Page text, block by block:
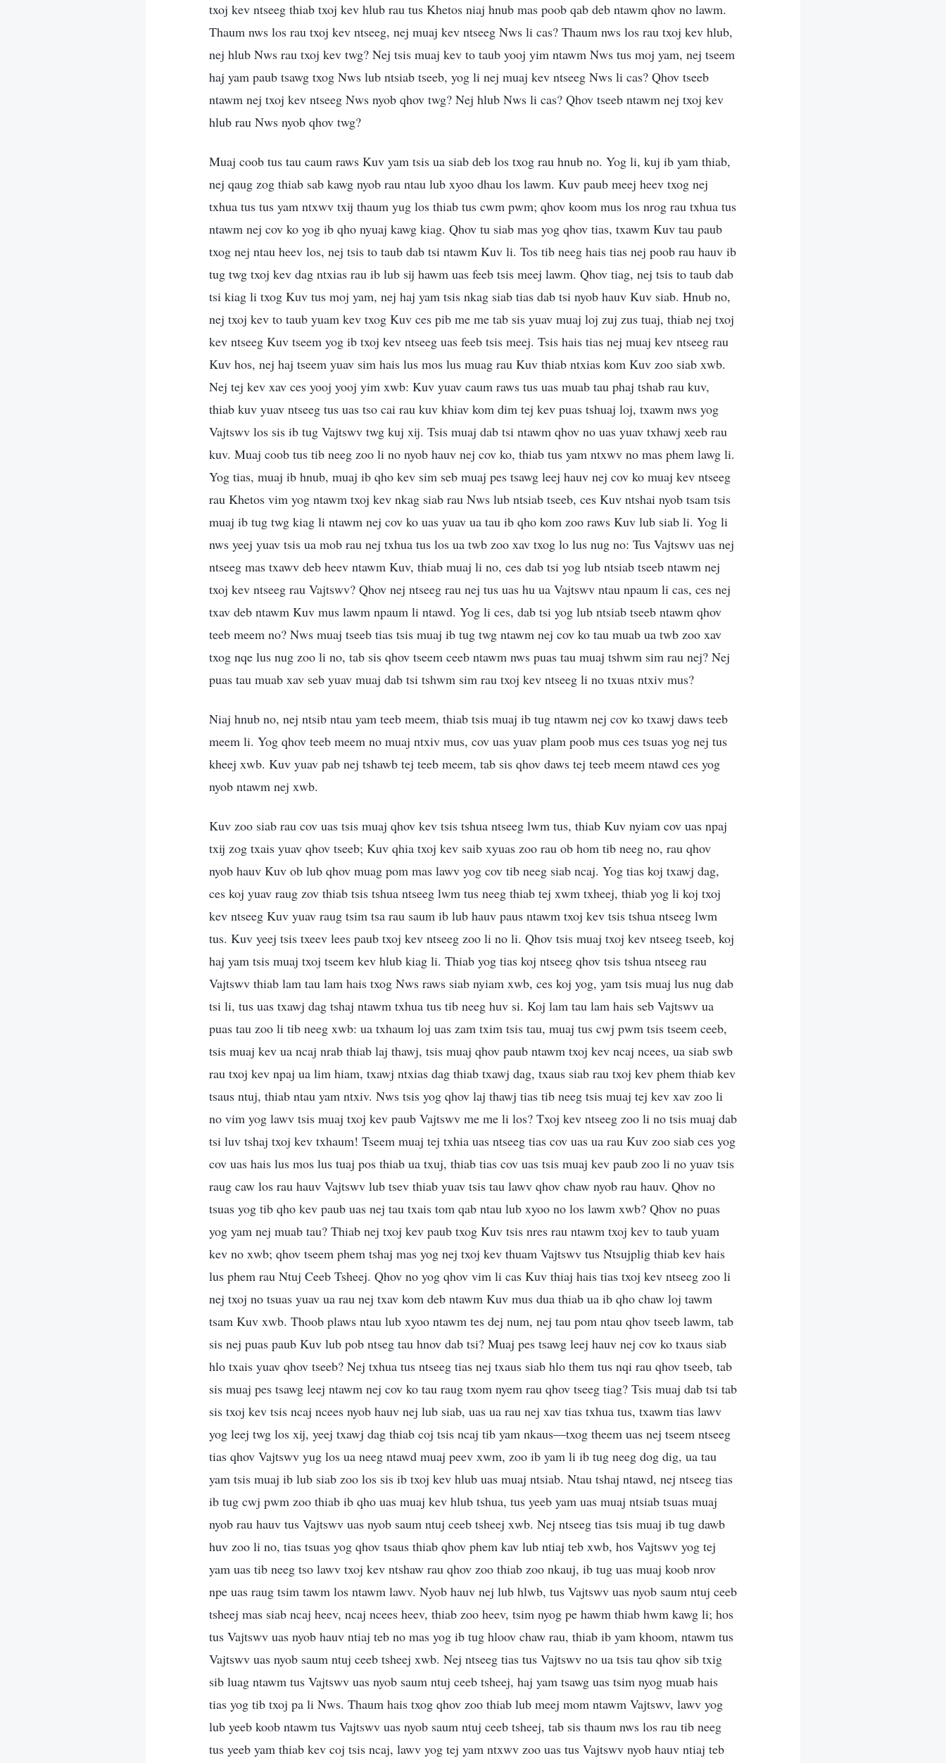
txoj kev ntseeg thiab txoj kev hlub rau tus Khetos niaj hnub mas poob qab deb ntawm qhov no lawm.
Thaum nws los rau txoj kev ntseeg, nej muaj kev ntseeg Nws li cas? Thaum nws los rau txoj kev hlub,
nej hlub Nws rau txoj kev twg? Nej tsis muaj kev to taub yooj yim ntawm Nws tus moj yam, nej tseem
haj yam paub tsawg txog Nws lub ntsiab tseeb, yog li nej muaj kev ntseeg Nws li cas? Qhov tseeb
ntawm nej txoj kev ntseeg Nws nyob qhov twg? Nej hlub Nws li cas? Qhov tseeb ntawm nej txoj kev
hlub rau Nws nyob qhov twg?
Muaj coob tus tau caum raws Kuv yam tsis ua siab deb los txog rau hnub no. Yog li, kuj ib yam thiab,
nej qaug zog thiab sab kawg nyob rau ntau lub xyoo dhau los lawm. Kuv paub meej heev txog nej
txhua tus tus yam ntxwv txij thaum yug los thiab tus cwm pwm; qhov koom mus los nrog rau txhua tus
ntawm nej cov ko yog ib qho nyuaj kawg kiag. Qhov tu siab mas yog qhov tias, txawm Kuv tau paub
txog nej ntau heev los, nej tsis to taub dab tsi ntawm Kuv li. Tos tib neeg hais tias nej poob rau hauv ib
tug twg txoj kev dag ntxias rau ib lub sij hawm uas feeb tsis meej lawm. Qhov tiag, nej tsis to taub dab
tsi kiag li txog Kuv tus moj yam, nej haj yam tsis nkag siab tias dab tsi nyob hauv Kuv siab. Hnub no,
nej txoj kev to taub yuam kev txog Kuv ces pib me me tab sis yuav muaj loj zuj zus tuaj, thiab nej txoj
kev ntseeg Kuv tseem yog ib txoj kev ntseeg uas feeb tsis meej. Tsis hais tias nej muaj kev ntseeg rau
Kuv hos, nej haj tseem yuav sim hais lus mos lus muag rau Kuv thiab ntxias kom Kuv zoo siab xwb.
Nej tej kev xav ces yooj yooj yim xwb: Kuv yuav caum raws tus uas muab tau phaj tshab rau kuv,
thiab kuv yuav ntseeg tus uas tso cai rau kuv khiav kom dim tej kev puas tshuaj loj, txawm nws yog
Vajtswv los sis ib tug Vajtswv twg kuj xij. Tsis muaj dab tsi ntawm qhov no uas yuav txhawj xeeb rau
kuv. Muaj coob tus tib neeg zoo li no nyob hauv nej cov ko, thiab tus yam ntxwv no mas phem lawg li.
Yog tias, muaj ib hnub, muaj ib qho kev sim seb muaj pes tsawg leej hauv nej cov ko muaj kev ntseeg
rau Khetos vim yog ntawm txoj kev nkag siab rau Nws lub ntsiab tseeb, ces Kuv ntshai nyob tsam tsis
muaj ib tug twg kiag li ntawm nej cov ko uas yuav ua tau ib qho kom zoo raws Kuv lub siab li. Yog li
nws yeej yuav tsis ua mob rau nej txhua tus los ua twb zoo xav txog lo lus nug no: Tus Vajtswv uas nej
ntseeg mas txawv deb heev ntawm Kuv, thiab muaj li no, ces dab tsi yog lub ntsiab tseeb ntawm nej
txoj kev ntseeg rau Vajtswv? Qhov nej ntseeg rau nej tus uas hu ua Vajtswv ntau npaum li cas, ces nej
txav deb ntawm Kuv mus lawm npaum li ntawd. Yog li ces, dab tsi yog lub ntsiab tseeb ntawm qhov
teeb meem no? Nws muaj tseeb tias tsis muaj ib tug twg ntawm nej cov ko tau muab ua twb zoo xav
txog nqe lus nug zoo li no, tab sis qhov tseem ceeb ntawm nws puas tau muaj tshwm sim rau nej? Nej
puas tau muab xav seb yuav muaj dab tsi tshwm sim rau txoj kev ntseeg li no txuas ntxiv mus?
Niaj hnub no, nej ntsib ntau yam teeb meem, thiab tsis muaj ib tug ntawm nej cov ko txawj daws teeb
meem li. Yog qhov teeb meem no muaj ntxiv mus, cov uas yuav plam poob mus ces tsuas yog nej tus
kheej xwb. Kuv yuav pab nej tshawb tej teeb meem, tab sis qhov daws tej teeb meem ntawd ces yog
nyob ntawm nej xwb.
Kuv zoo siab rau cov uas tsis muaj qhov kev tsis tshua ntseeg lwm tus, thiab Kuv nyiam cov uas npaj
txij zog txais yuav qhov tseeb; Kuv qhia txoj kev saib xyuas zoo rau ob hom tib neeg no, rau qhov
nyob hauv Kuv ob lub qhov muag pom mas lawv yog cov tib neeg siab ncaj. Yog tias koj txawj dag,
ces koj yuav raug zov thiab tsis tshua ntseeg lwm tus neeg thiab tej xwm txheej, thiab yog li koj txoj
kev ntseeg Kuv yuav raug tsim tsa rau saum ib lub hauv paus ntawm txoj kev tsis tshua ntseeg lwm
tus. Kuv yeej tsis txeev lees paub txoj kev ntseeg zoo li no li. Qhov tsis muaj txoj kev ntseeg tseeb, koj
haj yam tsis muaj txoj tseem kev hlub kiag li. Thiab yog tias koj ntseeg qhov tsis tshua ntseeg rau
Vajtswv thiab lam tau lam hais txog Nws raws siab nyiam xwb, ces koj yog, yam tsis muaj lus nug dab
tsi li, tus uas txawj dag tshaj ntawm txhua tus tib neeg huv si. Koj lam tau lam hais seb Vajtswv ua
puas tau zoo li tib neeg xwb: ua txhaum loj uas zam txim tsis tau, muaj tus cwj pwm tsis tseem ceeb,
tsis muaj kev ua ncaj nrab thiab laj thawj, tsis muaj qhov paub ntawm txoj kev ncaj ncees, ua siab swb
rau txoj kev npaj ua lim hiam, txawj ntxias dag thiab txawj dag, txaus siab rau txoj kev phem thiab kev
tsaus ntuj, thiab ntau yam ntxiv. Nws tsis yog qhov laj thawj tias tib neeg tsis muaj tej kev xav zoo li
no vim yog lawv tsis muaj txoj kev paub Vajtswv me me li los? Txoj kev ntseeg zoo li no tsis muaj dab
tsi luv tshaj txoj kev txhaum! Tseem muaj tej txhia uas ntseeg tias cov uas ua rau Kuv zoo siab ces yog
cov uas hais lus mos lus tuaj pos thiab ua txuj, thiab tias cov uas tsis muaj kev paub zoo li no yuav tsis
raug caw los rau hauv Vajtswv lub tsev thiab yuav tsis tau lawv qhov chaw nyob rau hauv. Qhov no
tsuas yog tib qho kev paub uas nej tau txais tom qab ntau lub xyoo no los lawm xwb? Qhov no puas
yog yam nej muab tau? Thiab nej txoj kev paub txog Kuv tsis nres rau ntawm txoj kev to taub yuam
kev no xwb; qhov tseem phem tshaj mas yog nej txoj kev thuam Vajtswv tus Ntsujplig thiab kev hais
lus phem rau Ntuj Ceeb Tsheej. Qhov no yog qhov vim li cas Kuv thiaj hais tias txoj kev ntseeg zoo li
nej txoj no tsuas yuav ua rau nej txav kom deb ntawm Kuv mus dua thiab ua ib qho chaw loj tawm
tsam Kuv xwb. Thoob plaws ntau lub xyoo ntawm tes dej num, nej tau pom ntau qhov tseeb lawm, tab
sis nej puas paub Kuv lub pob ntseg tau hnov dab tsi? Muaj pes tsawg leej hauv nej cov ko txaus siab
hlo txais yuav qhov tseeb? Nej txhua tus ntseeg tias nej txaus siab hlo them tus nqi rau qhov tseeb, tab
sis muaj pes tsawg leej ntawm nej cov ko tau raug txom nyem rau qhov tseeg tiag? Tsis muaj dab tsi tab
sis txoj kev tsis ncaj ncees nyob hauv nej lub siab, uas ua rau nej xav tias txhua tus, txawm tias lawv
yog leej twg los xij, yeej txawj dag thiab coj tsis ncaj tib yam nkaus—txog theem uas nej tseem ntseeg
tias qhov Vajtswv yug los ua neeg ntawd muaj peev xwm, zoo ib yam li ib tug neeg dog dig, ua tau
yam tsis muaj ib lub siab zoo los sis ib txoj kev hlub uas muaj ntsiab. Ntau tshaj ntawd, nej ntseeg tias
ib tug cwj pwm zoo thiab ib qho uas muaj kev hlub tshua, tus yeeb yam uas muaj ntsiab tsuas muaj
nyob rau hauv tus Vajtswv uas nyob saum ntuj ceeb tsheej xwb. Nej ntseeg tias tsis muaj ib tug dawb
huv zoo li no, tias tsuas yog qhov tsaus thiab qhov phem kav lub ntiaj teb xwb, hos Vajtswv yog tej
yam uas tib neeg tso lawv txoj kev ntshaw rau qhov zoo thiab zoo nkauj, ib tug uas muaj koob nrov
npe uas raug tsim tawm los ntawm lawv. Nyob hauv nej lub hlwb, tus Vajtswv uas nyob saum ntuj ceeb
tsheej mas siab ncaj heev, ncaj ncees heev, thiab zoo heev, tsim nyog pe hawm thiab hwm kawg li; hos
tus Vajtswv uas nyob hauv ntiaj teb no mas yog ib tug hloov chaw rau, thiab ib yam khoom, ntawm tus
Vajtswv uas nyob saum ntuj ceeb tsheej xwb. Nej ntseeg tias tus Vajtswv no ua tsis tau qhov sib txig
sib luag ntawm tus Vajtswv uas nyob saum ntuj ceeb tsheej, haj yam tsawg uas tsim nyog muab hais
tias yog tib txoj pa li Nws. Thaum hais txog qhov zoo thiab lub meej mom ntawm Vajtswv, lawv yog
lub yeeb koob ntawm tus Vajtswv uas nyob saum ntuj ceeb tsheej, tab sis thaum nws los rau tib neeg
tus yeeb yam thiab kev coj tsis ncaj, lawv yog tej yam ntxwv zoo uas tus Vajtswv nyob hauv ntiaj teb